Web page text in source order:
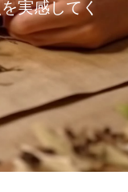
実感してく